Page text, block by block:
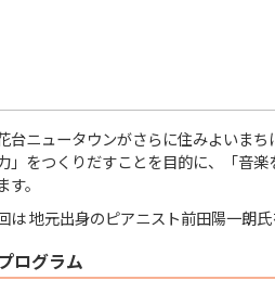
台ニュータウンがさらに住みよいま
」をつくりだすことを目的に、「音
す。
は 地元出身のピアニスト前田陽一朗
プログラム